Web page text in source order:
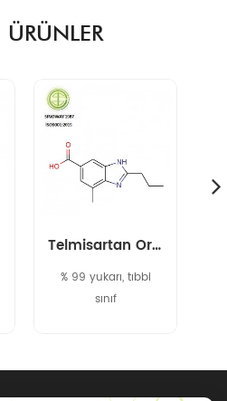
ÜRÜNLER
Telmisartan Orta 152628-03-0
% 99 yukarı, tıbbi
sınıf